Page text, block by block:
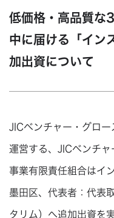
低価格・高品質な
中に届ける「イン
加出資について
JICベンチャー・グロ
運営する、JICベンチ
事業有限責任組合はイ
墨田区、代表者：代表
タリム）へ追加出資を